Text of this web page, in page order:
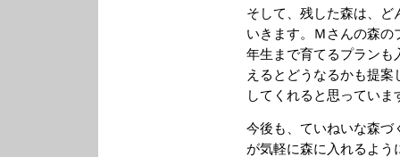
そして、残した森は、
いきます。Ｍさんの森
年生まで育てるプランも
えるとどうなるかも提
してくれると思っていま
今後も、ていねいな森づ
が気軽に森に入れるよ